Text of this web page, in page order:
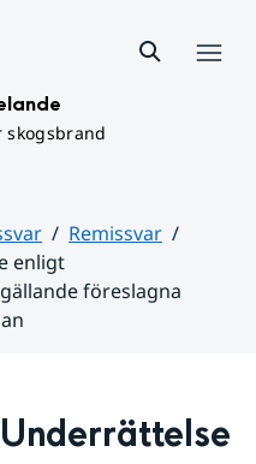
skogsbrand
Remissvar
enligt
föreslagna